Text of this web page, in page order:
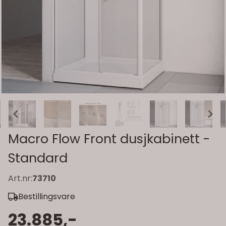
Macro Flow Front dusjkabinett -
Standard
Art.nr:73710
Bestillingsvare
23.885,-